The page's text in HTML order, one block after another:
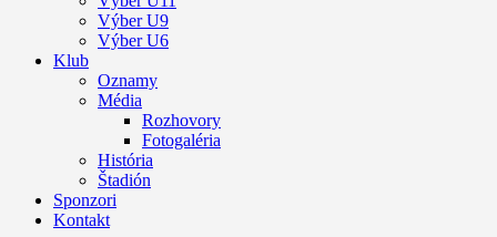
Výber U9
Výber U6
Klub
Oznamy
Média
Rozhovory
Fotogaléria
História
Štadión
Sponzori
Kontakt